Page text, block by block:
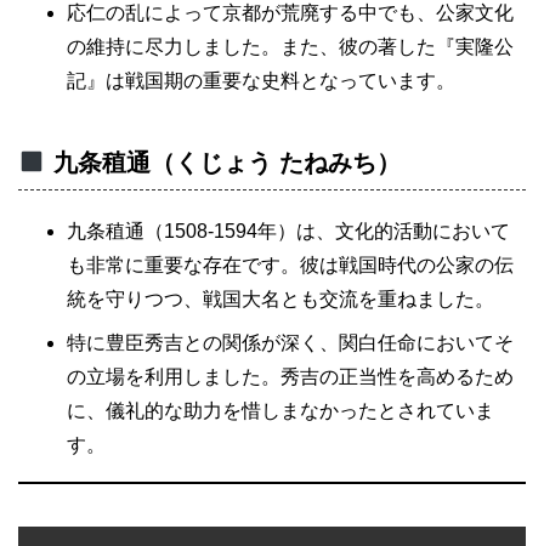
応仁の乱によって京都が荒廃する中でも、公家文化
の維持に尽力しました。また、彼の著した『実隆公
記』は戦国期の重要な史料となっています。
九条稙通（くじょう たねみち）
九条稙通（1508-1594年）は、文化的活動において
も非常に重要な存在です。彼は戦国時代の公家の伝
統を守りつつ、戦国大名とも交流を重ねました。
特に豊臣秀吉との関係が深く、関白任命においてそ
の立場を利用しました。秀吉の正当性を高めるため
に、儀礼的な助力を惜しまなかったとされていま
す。